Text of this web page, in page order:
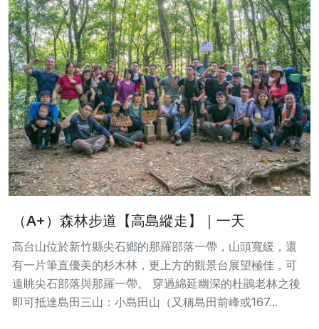
（A+）森林步道【高島縱走】｜一天
高台山位於新竹縣尖石鄉的那羅部落一帶，山頭寬緩，還
有一片筆直優美的杉木林，更上方的觀景台展望極佳，可
遠眺尖石部落與那羅一帶。 穿過綿延幽深的杜鵑老林之後
即可抵達島田三山：小島田山（又稱島田前峰或167...